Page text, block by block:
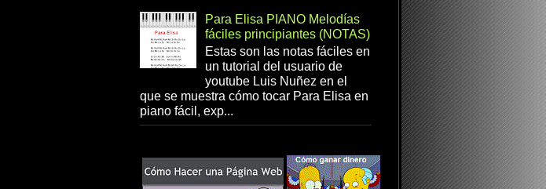
Para Elisa PIANO Melodías
fáciles principiantes (NOTAS)
Estas son las notas fáciles en
un tutorial del usuario de
youtube Luis Nuñez en el
que se muestra cómo tocar Para Elisa en
piano fácil, exp...